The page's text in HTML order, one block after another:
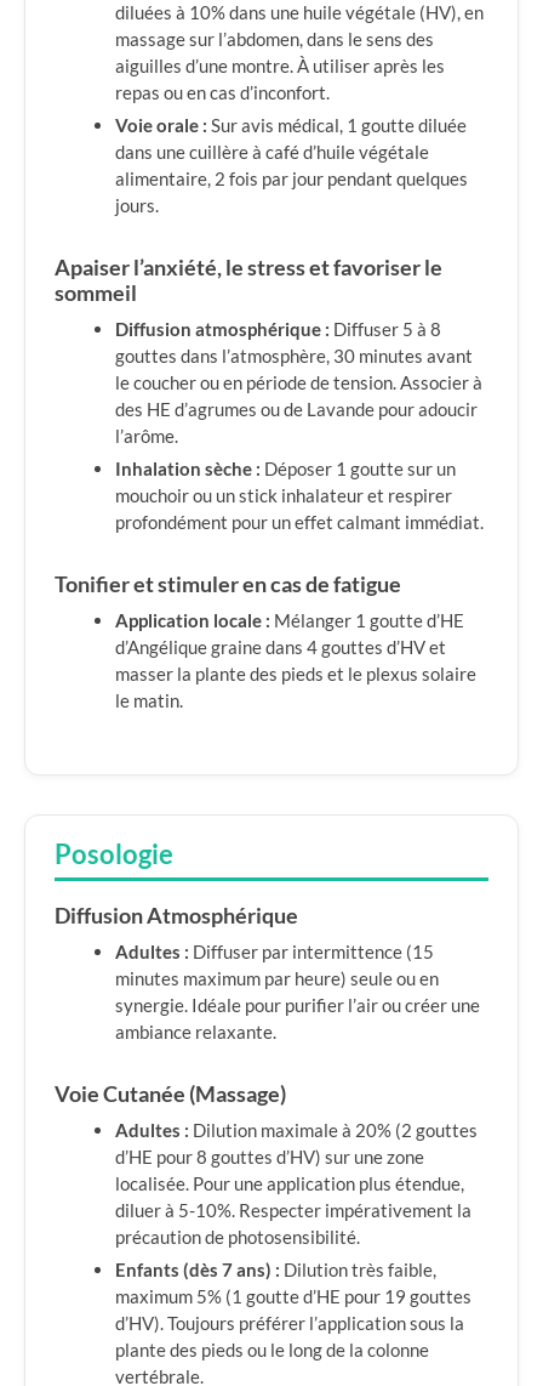
diluées à 10% dans une huile végétale (HV), en
massage sur l’abdomen, dans le sens des
aiguilles d’une montre. À utiliser après les
repas ou en cas d’inconfort.
Voie orale : Sur avis médical, 1 goutte diluée
dans une cuillère à café d’huile végétale
alimentaire, 2 fois par jour pendant quelques
jours.
Apaiser l’anxiété, le stress et favoriser le
sommeil
Diffusion atmosphérique : Diffuser 5 à 8
gouttes dans l’atmosphère, 30 minutes avant
le coucher ou en période de tension. Associer à
des HE d’agrumes ou de Lavande pour adoucir
l’arôme.
Inhalation sèche : Déposer 1 goutte sur un
mouchoir ou un stick inhalateur et respirer
profondément pour un effet calmant immédiat.
Tonifier et stimuler en cas de fatigue
Application locale : Mélanger 1 goutte d’HE
d’Angélique graine dans 4 gouttes d’HV et
masser la plante des pieds et le plexus solaire
le matin.
Posologie
Diffusion Atmosphérique
Adultes : Diffuser par intermittence (15
minutes maximum par heure) seule ou en
synergie. Idéale pour purifier l’air ou créer une
ambiance relaxante.
Voie Cutanée (Massage)
Adultes : Dilution maximale à 20% (2 gouttes
d’HE pour 8 gouttes d’HV) sur une zone
localisée. Pour une application plus étendue,
diluer à 5-10%. Respecter impérativement la
précaution de photosensibilité.
Enfants (dès 7 ans) : Dilution très faible,
maximum 5% (1 goutte d’HE pour 19 gouttes
d’HV). Toujours préférer l’application sous la
plante des pieds ou le long de la colonne
vertébrale.